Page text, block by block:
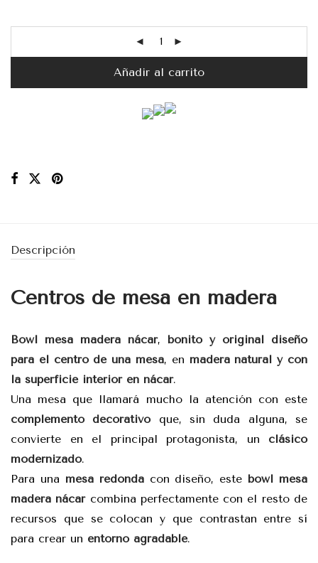
Añadir al carrito
Descripción
Centros de mesa en madera
Bowl mesa madera nácar, bonito y original diseño
para el centro de una mesa, en madera natural y con
la superficie interior en nácar.
Una mesa que llamará mucho la atención con este
complemento decorativoque, sin duda alguna, se
convierte en el principal protagonista, un clásico
modernizado.
Para una mesa redondacon diseño, este bowl mesa
madera nácarcombina perfectamente con el resto de
recursos que se colocan y que contrastan entre sí
para crear un entorno agradable.